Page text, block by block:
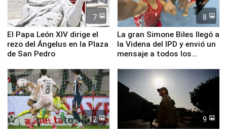
7
El Papa León XIV dirige el
rezo del Ángelus en la Plaza
de San Pedro
8
La gran Simone Biles llegó a
la Videna del IPD y envió un
mensaje a todos los
12 9